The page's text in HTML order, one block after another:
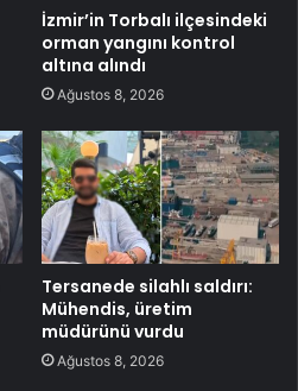
İzmir’in Torbalı ilçesindeki
orman yangını kontrol
altına alındı
Ağustos 8, 2026
Tersanede silahlı saldırı:
Mühendis, üretim
müdürünü vurdu
Ağustos 8, 2026